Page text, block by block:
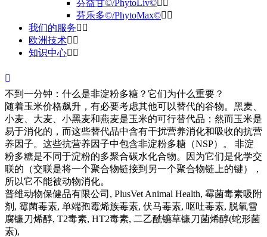
芬益甘©/PhytoLiv©
芬乐多©/PhytoMax©
我们的服务
欧洲技术
知识中心
不到一分钟：什么是非淀粉多糖？它们为什么重要？
随着玉米价格飙升，有必要考虑其他可以替代的谷物。黑麦、
小麦、大麦、小黑麦和燕麦是玉米的可行替代品；然而玉米是
易于消化的，而这些替代品中含有干扰营养消化和吸收的抗营
养因子。这些抗营养因子中包含非淀粉多糖（NSP）。 非淀
粉多糖是不同于淀粉的多聚合碳水化合物。因为它们是化学交
联的（交联是将一个聚合物链接到另一个聚合物链上的键），
所以它不能被动物消化。
普维动物保健品有限公司, PlusVet Animal Health, 霉菌毒素吸附
剂, 霉菌毒素, 单端孢霉烯族毒素, 伏马毒素, 呕吐毒素, 脱氧雪
腐镰刀烯醇, T2毒素, HT2毒素, 二乙酰镳草镰刀菌烯醇(蛇形菌
素),